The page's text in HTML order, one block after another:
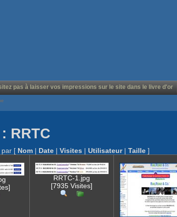
pas à laisser vos impressions sur le site dans le livre d'or
RRTC
par [ Nom | Date | Visites | Utilisateur| Taille ]
RRTC-1.jpg
[7935 Visites]